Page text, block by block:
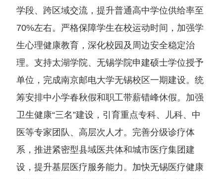
学段、跨区域交流，提升普通高中学位供给率至
70%左右。严格保障学生在校运动时间，加强学
生心理健康教育，深化校园及周边安全稳定治
理。支持太湖学院、无锡学院申建硕士学位授予
单位，完成南京邮电大学无锡校区一期建设。统
筹安排中小学春秋假和职工带薪错峰休假。加强
卫生健康“三名”建设，引育重点专科、儿科、中
医等专家团队、高层次人才。完善分级诊疗体
系，推进紧密型县域医共体和城市医疗集团建
设，提升基层医疗服务能力。加快无锡医疗健康